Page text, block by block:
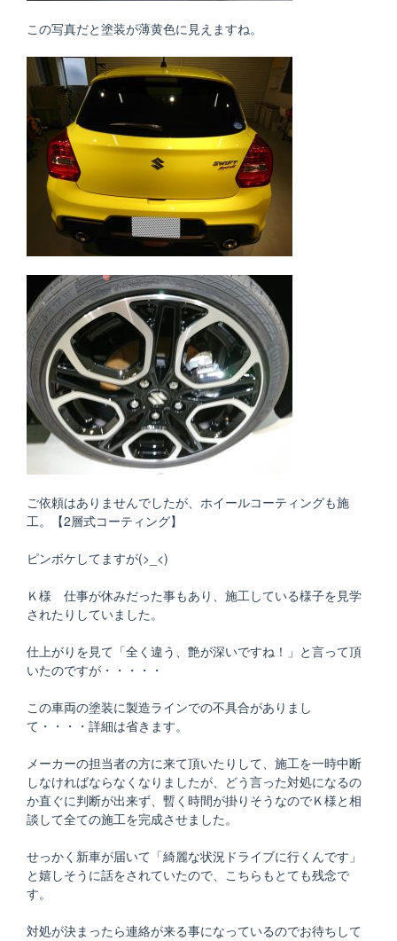
この写真だと塗装が薄黄色に見えますね。
ご依頼はありませんでしたが、ホイールコーティングも施
工。【2層式コーティング】
ピンボケしてますが(>_<)
Ｋ様 仕事が休みだった事もあり、施工している様子を見学
されたりしていました。
仕上がりを見て「全く違う、艶が深いですね！」と言って頂
いたのですが・・・・・
この車両の塗装に製造ラインでの不具合がありまし
て・・・・詳細は省きます。
メーカーの担当者の方に来て頂いたりして、施工を一時中断
しなければならなくなりましたが、どう言った対処になるの
か直ぐに判断が出来ず、暫く時間が掛りそうなのでＫ様と相
談して全ての施工を完成させました。
せっかく新車が届いて「綺麗な状況ドライブに行くんです」
と嬉しそうに話をされていたので、こちらもとても残念で
す。
対処が決まったら連絡が来る事になっているのでお待ちして